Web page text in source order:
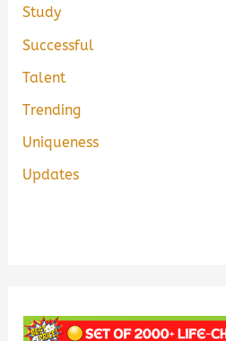
Study
Successful
Talent
Trending
Uniqueness
Updates